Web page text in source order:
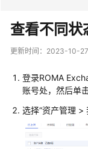
最
新
动
产
介
绍
查看不同状
更新时间： 2023-10-
登录ROMA
账号处，然后单击
选择“资产管理 >